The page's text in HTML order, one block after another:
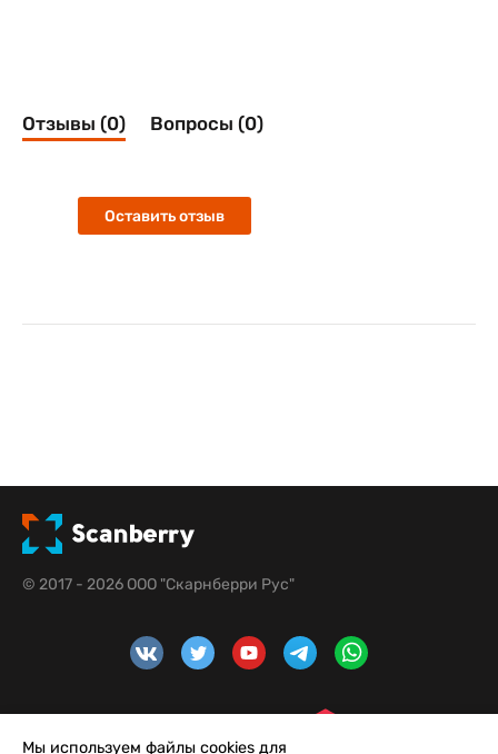
Отзывы (0) Вопросы (0)
Оставить отзыв
© 2017 - 2026 ООО "Скарнберри Рус"
Мы используем файлы cookies для